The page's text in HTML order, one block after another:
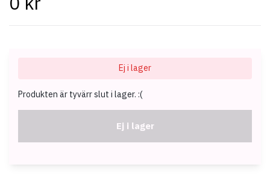
Ej i lager
Produkten är tyvärr slut i lager. :(
Ej i lager